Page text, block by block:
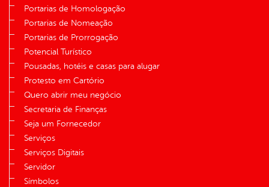
Portarias de Homologação
Portarias de Nomeação
Portarias de Prorrogação
Potencial Turístico
Pousadas, hotéis e casas para alugar
Protesto em Cartório
Quero abrir meu negócio
Secretaria de Finanças
Seja um Fornecedor
Serviços
Serviços Digitais
Servidor
Símbolos